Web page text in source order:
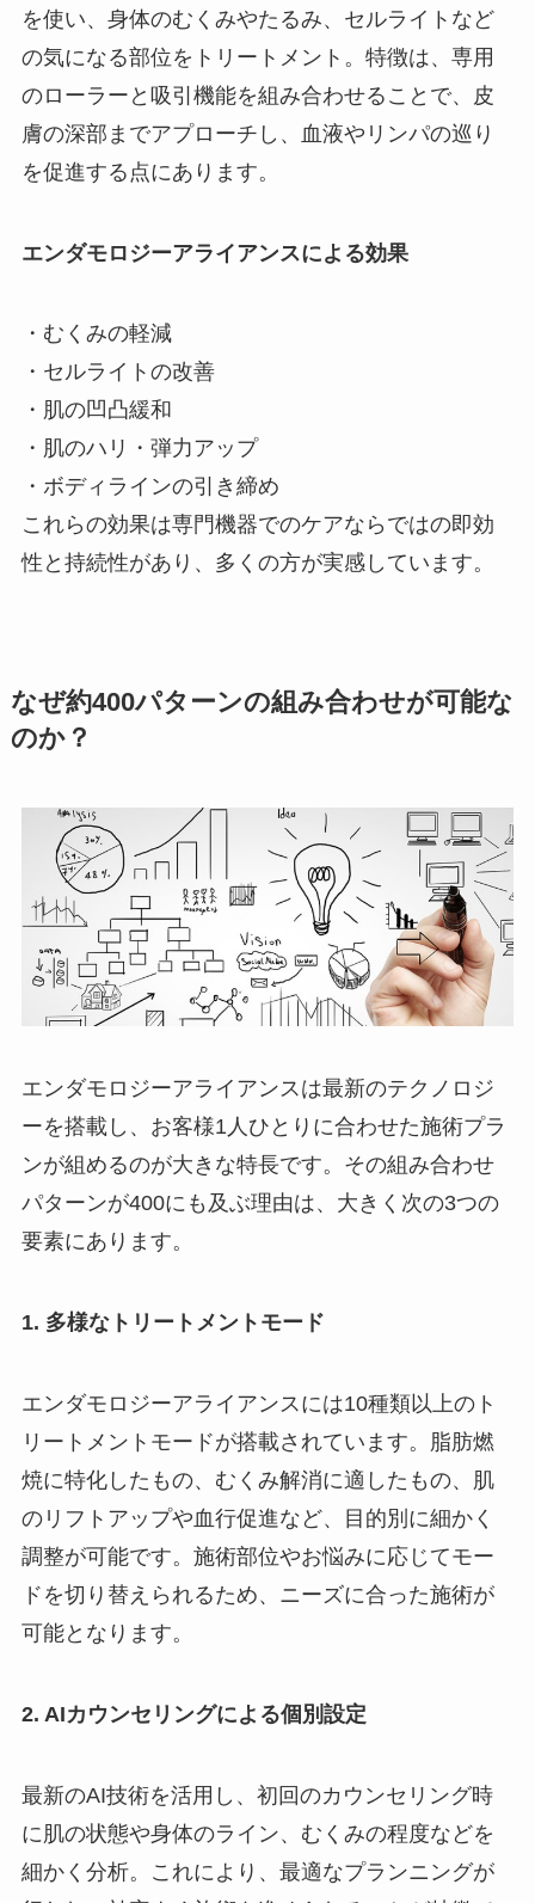
を使い、身体のむくみやたるみ、セルライトなど
の気になる部位をトリートメント。特徴は、専用
のローラーと吸引機能を組み合わせることで、皮
膚の深部までアプローチし、血液やリンパの巡り
を促進する点にあります。
エンダモロジーアライアンスによる効果
・むくみの軽減
・セルライトの改善
・肌の凹凸緩和
・肌のハリ・弾力アップ
・ボディラインの引き締め
これらの効果は専門機器でのケアならではの即効
性と持続性があり、多くの方が実感しています。
なぜ約400パターンの組み合わせが可能な
のか？
エンダモロジーアライアンスは最新のテクノロジ
ーを搭載し、お客様1人ひとりに合わせた施術プラ
ンが組めるのが大きな特長です。その組み合わせ
パターンが400にも及ぶ理由は、大きく次の3つの
要素にあります。
1. 多様なトリートメントモード
エンダモロジーアライアンスには10種類以上のト
リートメントモードが搭載されています。脂肪燃
焼に特化したもの、むくみ解消に適したもの、肌
のリフトアップや血行促進など、目的別に細かく
調整が可能です。施術部位やお悩みに応じてモー
ドを切り替えられるため、ニーズに合った施術が
可能となります。
2. AIカウンセリングによる個別設定
最新のAI技術を活用し、初回のカウンセリング時
に肌の状態や身体のライン、むくみの程度などを
細かく分析。これにより、最適なプランニングが